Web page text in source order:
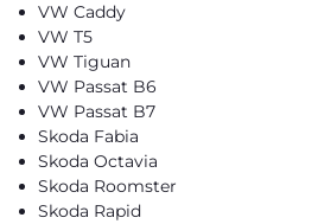
VW Caddy
VW T5
VW Tiguan
VW Passat B6
VW Passat B7
Skoda Fabia
Skoda Octavia
Skoda Roomster
Skoda Rapid